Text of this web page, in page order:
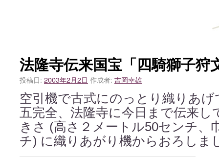
法隆寺伝来国宝「四騎獅子狩
投稿日: 2003年2月2日 作成者: 吉岡幸雄
空引機で古式にのっとり織りあ
五完全、法隆寺に今日まで伝来し
きさ (高さ２メートル50センチ、
チ) に織りあがり機からおろしま